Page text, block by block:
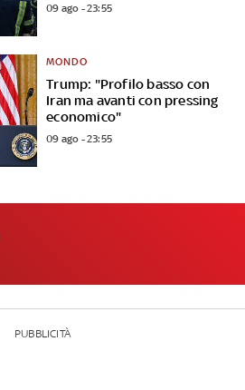
09 ago - 23:55
Trump: "Profilo basso con
Iran ma avanti con pressing
economico"
MONDO
09 ago - 23:55
PUBBLICITÀ